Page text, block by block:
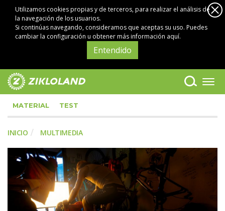
Utilizamos cookies propias y de terceros, para realizar el análisis de
la navegación de los usuarios.
Si continúas navegando, consideramos que aceptas su uso. Puedes
cambiar la configuración u obtenermás información aquí.
Entendido
MATERIAL TEST
INICIO MULTIMEDIA